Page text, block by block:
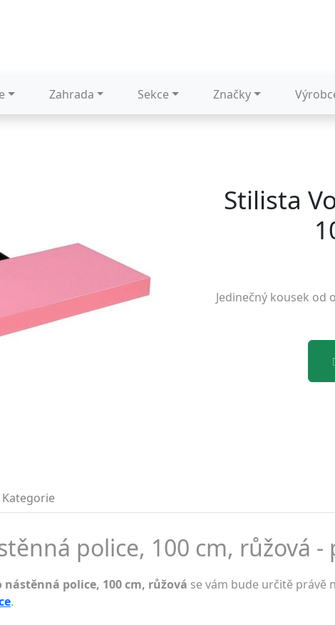
Zahrada Sekce Značky
Stilista
Jedinečný kousek od
Kategorie
police, 100 cm, růžová -
police, 100 cm, růžová se vám bude určitě právě
.